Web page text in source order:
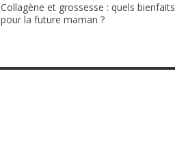
Collagène et grossesse : quels bienfaits
pour la future maman ?